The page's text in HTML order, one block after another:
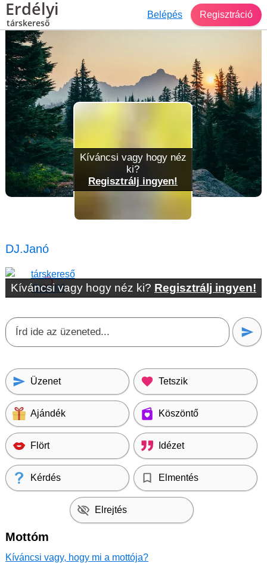
Erdélyi
társkereső
Belépés Regisztráció
DJ.Janó
DJ.Janó
Kíváncsi vagy hogy néz ki? Regisztrálj ingyen!
Üzenet Tetszik
Ajándék Köszöntő
Flört Idézet
Kérdés Elmentés
Elrejtés
Mottóm
Kíváncsi vagy, hogy mi a mottója?
Kíváncsi vagy hogy néz
ki?
Regisztrálj ingyen!